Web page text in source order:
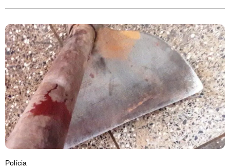
Polícia